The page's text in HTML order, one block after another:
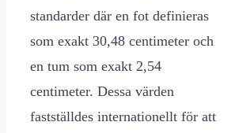
standarder där en fot definieras
som exakt 30,48 centimeter och
en tum som exakt 2,54
centimeter. Dessa värden
fastställdes internationellt för att